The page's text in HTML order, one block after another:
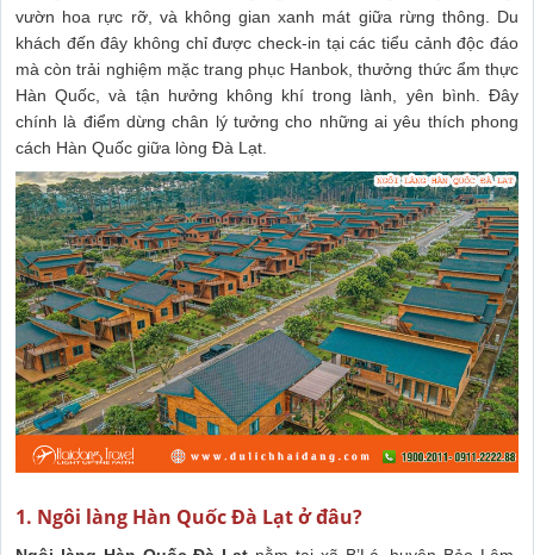
vườn hoa rực rỡ, và không gian xanh mát giữa rừng thông. Du
khách đến đây không chỉ được check-in tại các tiểu cảnh độc đáo
mà còn trải nghiệm mặc trang phục Hanbok, thưởng thức ẩm thực
Hàn Quốc, và tận hưởng không khí trong lành, yên bình. Đây
chính là điểm dừng chân lý tưởng cho những ai yêu thích phong
cách Hàn Quốc giữa lòng Đà Lạt.
1. Ngôi làng Hàn Quốc Đà Lạt ở đâu?